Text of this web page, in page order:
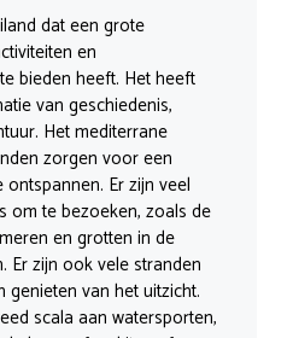
dat een grote
en
bieden heeft. Het heeft
van geschiedenis,
Het mediterrane
zorgen voor een
Er zijn veel
om te bezoeken, zoals de
en grotten in de
Er zijn ook vele stranden
genieten van het uitzicht.
scala aan watersporten,